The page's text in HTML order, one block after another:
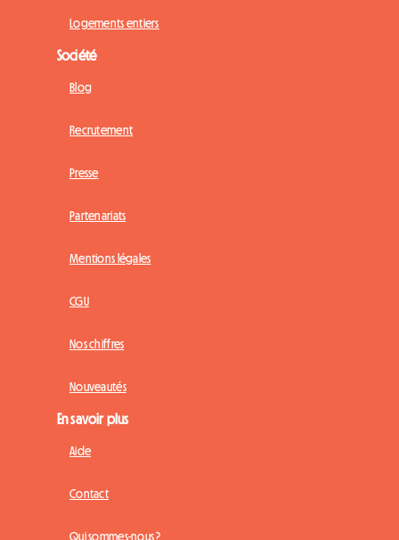
Logements entiers
Société
Blog
Recrutement
Presse
Partenariats
Mentions légales
CGU
Nos chiffres
Nouveautés
En savoir plus
Aide
Contact
Qui sommes-nous ?